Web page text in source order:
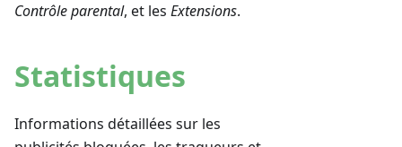
Contrôle parental, et les Extensions.
Statistiques
Informations détaillées sur les